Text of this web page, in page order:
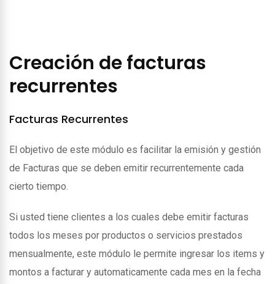
Creación de facturas
recurrentes
Facturas Recurrentes
El objetivo de este módulo es facilitar la emisión y gestión
de Facturas que se deben emitir recurrentemente cada
cierto tiempo.
Si usted tiene clientes a los cuales debe emitir facturas
todos los meses por productos o servicios prestados
mensualmente, este módulo le permite ingresar los items y
montos a facturar y automaticamente cada mes en la fecha